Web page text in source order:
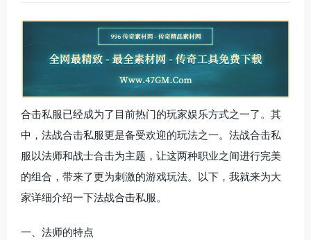
合击私服已经成为了目前热门的玩家娱乐方式之一了。其
中，法战合击私服更是备受欢迎的玩法之一。法战合击私
服以法师和战士合击为主题，让这两种职业之间进行完美
的组合，带来了更为刺激的游戏玩法。以下，我就来为大
家详细介绍一下法战合击私服。
一、法师的特点